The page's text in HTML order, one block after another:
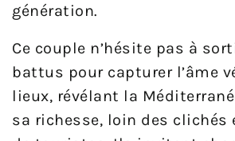
génération.
Ce couple n’hésite pas à
battus pour capturer l’âme
lieux, révélant la
sa richesse, loin des clichés